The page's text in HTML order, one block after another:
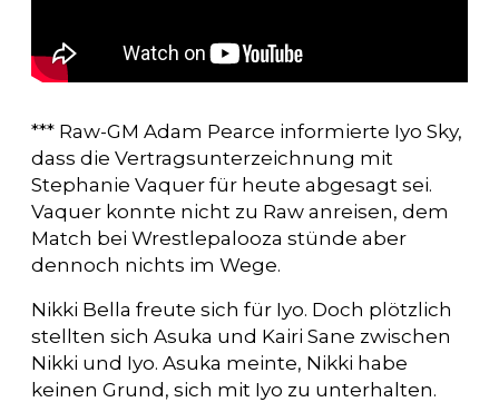
*** Raw-GM Adam Pearce informierte Iyo Sky,
dass die Vertragsunterzeichnung mit
Stephanie Vaquer für heute abgesagt sei.
Vaquer konnte nicht zu Raw anreisen, dem
Match bei Wrestlepalooza stünde aber
dennoch nichts im Wege.
Nikki Bella freute sich für Iyo. Doch plötzlich
stellten sich Asuka und Kairi Sane zwischen
Nikki und Iyo. Asuka meinte, Nikki habe
keinen Grund, sich mit Iyo zu unterhalten.